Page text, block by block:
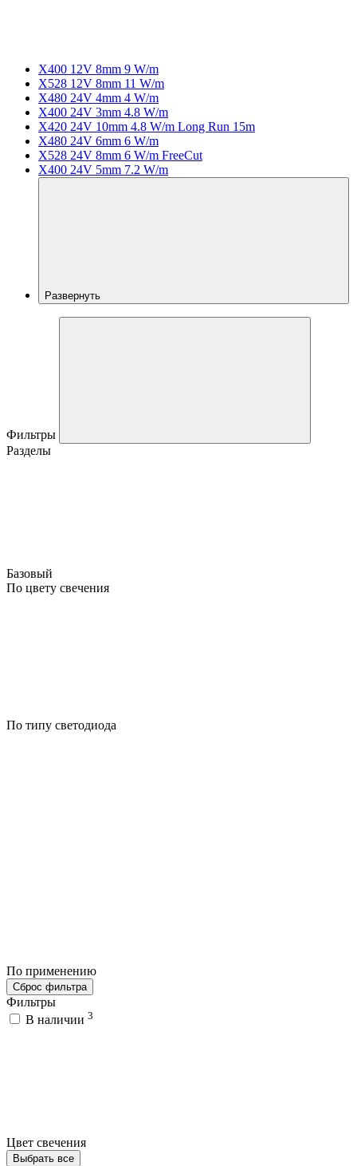
X400 12V 8mm 9 W/m
X528 12V 8mm 11 W/m
X480 24V 4mm 4 W/m
X400 24V 3mm 4.8 W/m
X420 24V 10mm 4.8 W/m Long Run 15m
X480 24V 6mm 6 W/m
X528 24V 8mm 6 W/m FreeCut
X400 24V 5mm 7.2 W/m
Развернуть
Фильтры
Разделы
Базовый
По цвету свечения
По типу светодиода
По применению
Сброс фильтра
Фильтры
В наличии 3
Цвет свечения
Выбрать все